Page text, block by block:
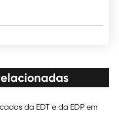
da EDT e da EDP em